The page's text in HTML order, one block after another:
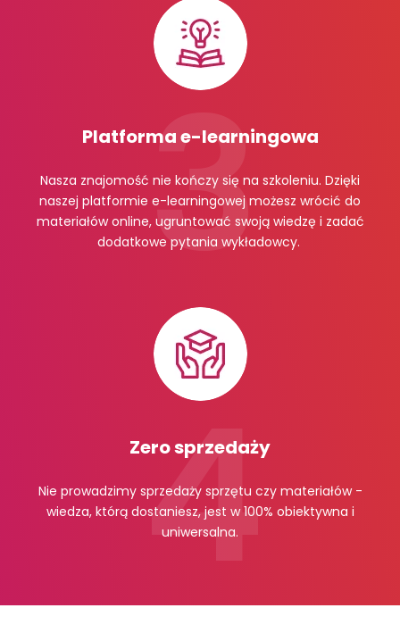
Platforma e-learningowa
Nasza znajomość nie kończy się na szkoleniu. Dzięki
naszej platformie e-learningowej możesz wrócić do
materiałów online, ugruntować swoją wiedzę i zadać
dodatkowe pytania wykładowcy.
Zero sprzedaży
Nie prowadzimy sprzedaży sprzętu czy materiałów -
wiedza, którą dostaniesz, jest w 100% obiektywna i
uniwersalna.